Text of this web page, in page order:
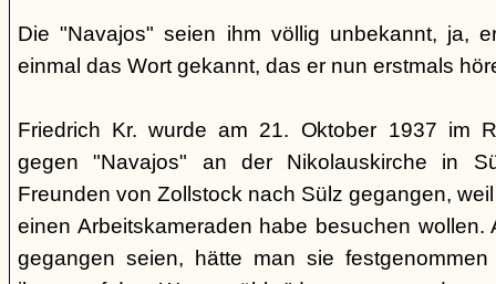
Die "Navajos" seien ihm völlig unbekannt, ja,
einmal das Wort gekannt, das er nun erstmals
Friedrich Kr. wurde am 21. Oktober 1937 im
gegen "Navajos" an der Nikolauskirche in
Freunden von Zollstock nach Sülz gegangen,
einen Arbeitskameraden habe besuchen wollen.
gegangen seien, hätte man sie